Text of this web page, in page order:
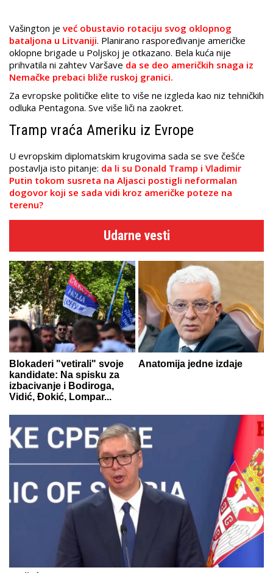
Vašington je već obustavio rotaciju svog oklopnog
bataljona u Litvaniji. Planirano raspoređivanje američke
oklopne brigade u Poljskoj je otkazano. Bela kuća nije
prihvatila ni zahtev Varšave da se deo američkih snaga iz
Nemačke prebaci bliže ruskoj granici.
Za evropske političke elite to više ne izgleda kao niz tehničkih
odluka Pentagona. Sve više liči na zaokret.
Tramp vraća Ameriku iz Evrope
U evropskim diplomatskim krugovima sada se sve češće
postavlja isto pitanje: da li su Donald Tramp i Vladimir
Putin tokom susreta na Aljasci postigli neformalan
dogovor koji se sada vidi kroz američke poteze na
terenu?
Udarne vesti
Blokaderi "vetirali" svoje
kandidate: Na spisku za
izbacivanje i Bodiroga,
Vidić, Đokić, Lompar...
Anatomija jedne izdaje